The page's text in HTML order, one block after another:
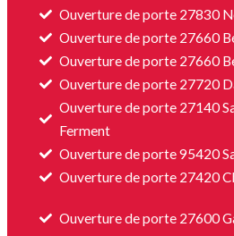
Ouverture de porte 27830
Ouverture de porte 27660
Ouverture de porte 27660
Ouverture de porte 27720
Ouverture de porte 27140
Ferment
Ouverture de porte 95420
Ouverture de porte 27420
Ouverture de porte 27600